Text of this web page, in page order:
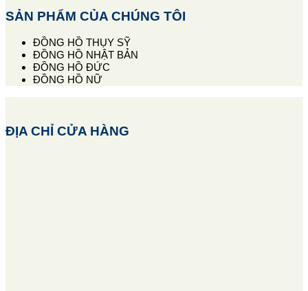
SẢN PHẨM CỦA CHÚNG TÔI
ĐỒNG HỒ THỤY SỸ
ĐỒNG HỒ NHẬT BẢN
ĐỒNG HỒ ĐỨC
ĐỒNG HỒ NỮ
ĐỊA CHỈ CỬA HÀNG